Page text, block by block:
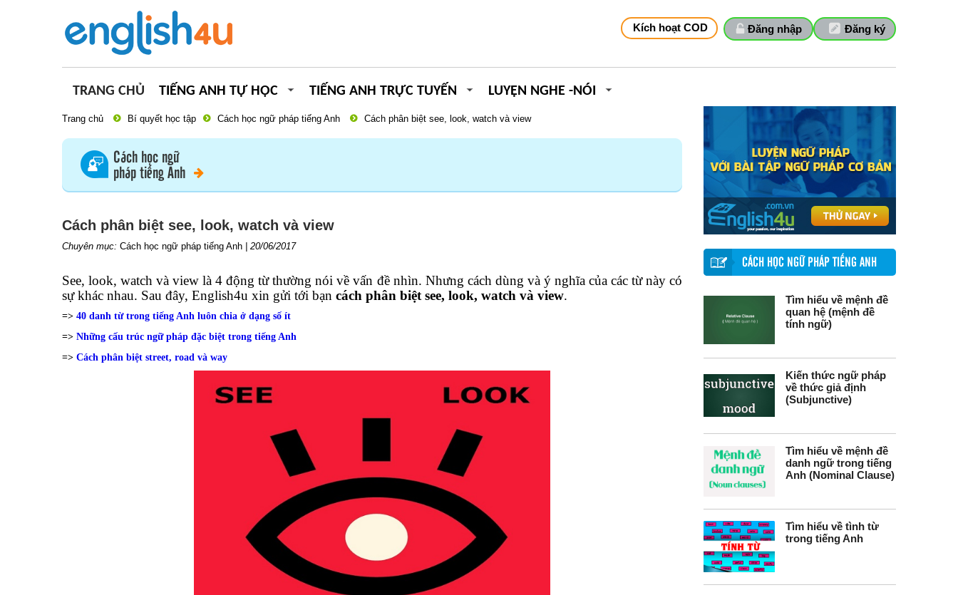
Đăng ký
Đăng nhập
Kích hoạt COD
TRANG CHỦ TIẾNG ANH TỰ HỌC TIẾNG ANH TRỰC TUYẾN LUYỆN NGHE -NÓI
CÁCH HỌC NGỮ PHÁP TIẾNG ANH
Tìm hiểu về mệnh đề
quan hệ (mệnh đề
tính ngữ)
Kiến thức ngữ pháp
về thức giả định
(Subjunctive)
Tìm hiểu về mệnh đề
danh ngữ trong tiếng
Anh (Nominal Clause)
Tìm hiểu về tình từ
trong tiếng Anh
Trang chủ Bí quyết học tập Cách học ngữ pháp tiếng Anh Cách phân biệt see, look, watch và view
Cách học ngữ
pháp tiếng Anh
Cách phân biệt see, look, watch và view
Chuyên mục: Cách học ngữ pháp tiếng Anh 20/06/2017
See, look, watch và view là 4 động từ thường nói về vấn đề nhìn. Nhưng cách dùng và ý nghĩa của các từ này có
sự khác nhau. Sau đây, English4u xin gửi tới bạn cách phân biệt see, look, watch và view.
=> 40 danh từ trong tiếng Anh luôn chia ở dạng số ít
=> Những cấu trúc ngữ pháp đặc biệt trong tiếng Anh
=> Cách phân biệt street, road và way